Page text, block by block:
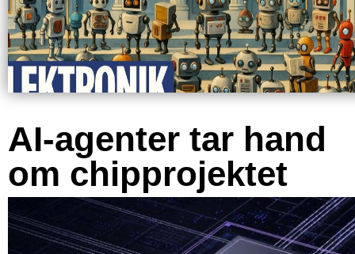
AI-agenter tar hand
om chipprojektet